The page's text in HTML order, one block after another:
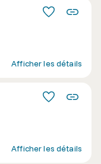
Afficher les détails
Afficher les détails